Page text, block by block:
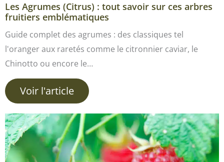
Les Agrumes (Citrus) : tout savoir sur ces arbres
fruitiers emblématiques
Guide complet des agrumes : des classiques tel
l'oranger aux raretés comme le citronnier caviar, le
Chinotto ou encore le…
Voir l'article